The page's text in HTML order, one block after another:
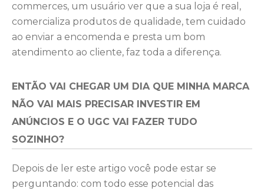
commerces, um usuário ver que a sua loja é real,
comercializa produtos de qualidade, tem cuidado
ao enviar a encomenda e presta um bom
atendimento ao cliente, faz toda a diferença.
ENTÃO VAI CHEGAR UM DIA QUE MINHA MARCA
NÃO VAI MAIS PRECISAR INVESTIR EM
ANÚNCIOS E O UGC VAI FAZER TUDO
SOZINHO?
Depois de ler este artigo você pode estar se
perguntando: com todo esse potencial das